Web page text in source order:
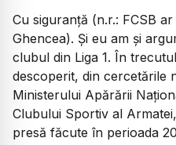
Cu siguranță (n.r.: FCSB
Ghencea). Și eu am și
clubul din Liga 1. În
descoperit, din cercetările
Ministerului Apărării
Clubului Sportiv al
presă făcute în perioada